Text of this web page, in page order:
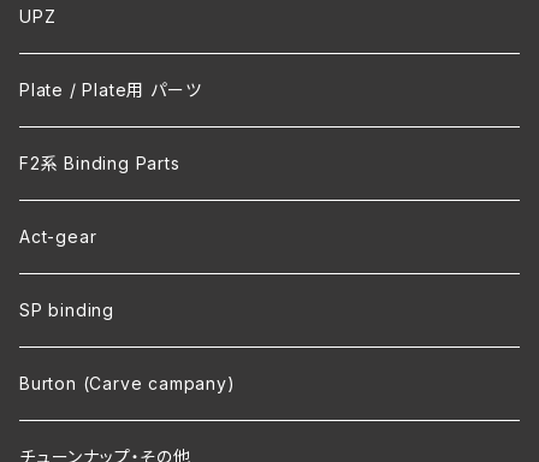
UPZ
Plate / Plate用 パーツ
F2系 Binding Parts
Act-gear
SP binding
Burton (Carve campany)
チューンナップ・その他